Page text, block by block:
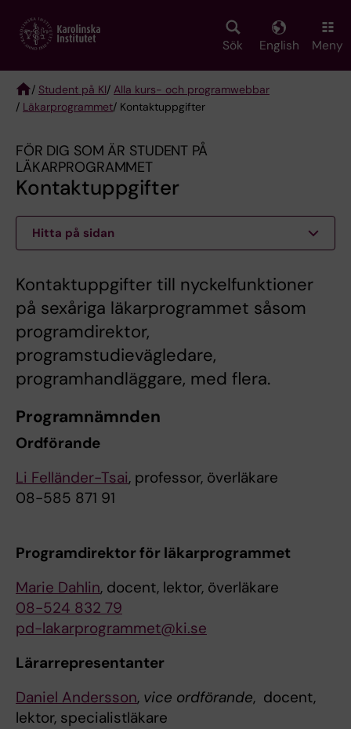
main
Sök English Meny
Breadcrumb
/ Student på KI/ Alla kurs- och programwebbar
/ Läkarprogrammet/ Kontaktuppgifter
FÖR DIG SOM ÄR STUDENT PÅ
LÄKARPROGRAMMET
Kontaktuppgifter
Hitta på sidan
Kontaktuppgifter till nyckelfunktioner
på sexåriga läkarprogrammet såsom
programdirektor,
programstudievägledare,
programhandläggare, med flera.
Programnämnden
Ordförande
Li Felländer-Tsai, professor, överläkare
08-585 871 91
Programdirektor för läkarprogrammet
Marie Dahlin, docent, lektor, överläkare
08-524 832 79
pd-lakarprogrammet@ki.se
Lärarrepresentanter
Daniel Andersson, vice ordförande, docent,
lektor, specialistläkare